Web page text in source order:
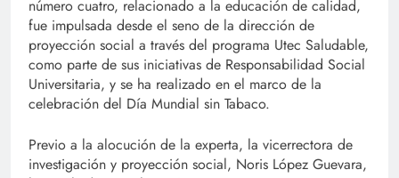
número cuatro, relacionado a la educación de calidad,
fue impulsada desde el seno de la dirección de
proyección social a través del programa Utec Saludable,
como parte de sus iniciativas de Responsabilidad Social
Universitaria, y se ha realizado en el marco de la
celebración del Día Mundial sin Tabaco.
Previo a la alocución de la experta, la vicerrectora de
investigación y proyección social, Noris López Guevara,